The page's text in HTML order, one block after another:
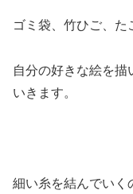
ゴミ袋、竹ひご、た
自分の好きな絵を
いきます。
細い糸を結んでいく